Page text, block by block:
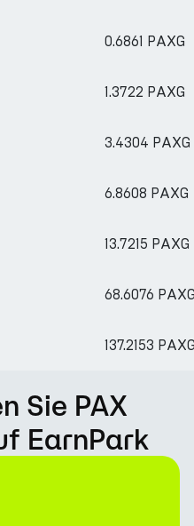
0.6861 PAXG
1.3722 PAXG
3.4304 PAXG
6.8608 PAXG
13.7215 PAXG
68.6076
137.2153
Sie PAX
EarnPark